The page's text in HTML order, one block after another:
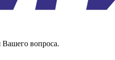
вопроса.